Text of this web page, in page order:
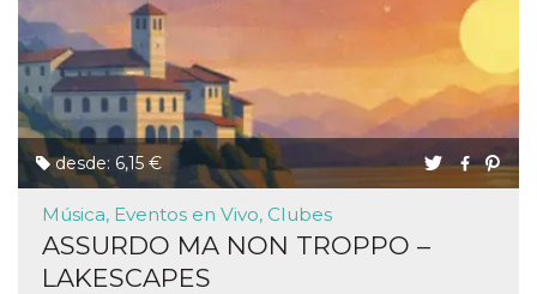
desde: 6,15 €
Música, Eventos en Vivo, Clubes
ASSURDO MA NON TROPPO –
LAKESCAPES